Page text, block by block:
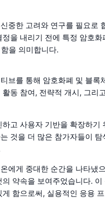
중한 고려와 연구를 필요로
을 내리기 전에 특정 암호
을 의미합니다.
브를 통해 암호화폐 및 블록
동 참여, 전략적 개시, 그리
고 사용자 기반을 확장하기
것을 더 많은 참가자들이
에게 중대한 순간을 나타냈
약속을 보여주었습니다. 이
함으로써, 실용적인 응용